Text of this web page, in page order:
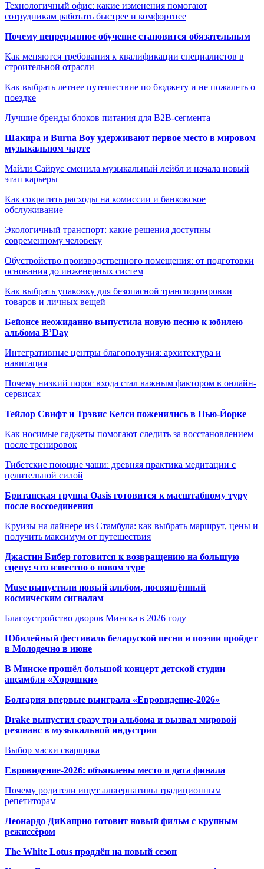
Технологичный офис: какие изменения помогают
сотрудникам работать быстрее и комфортнее
Почему непрерывное обучение становится обязательным
Как меняются требования к квалификации специалистов в
строительной отрасли
Как выбрать летнее путешествие по бюджету и не пожалеть о
поездке
Лучшие бренды блоков питания для B2B-сегмента
Шакира и Burna Boy удерживают первое место в мировом
музыкальном чарте
Майли Сайрус сменила музыкальный лейбл и начала новый
этап карьеры
Как сократить расходы на комиссии и банковское
обслуживание
Экологичный транспорт: какие решения доступны
современному человеку
Обустройство производственного помещения: от подготовки
основания до инженерных систем
Как выбрать упаковку для безопасной транспортировки
товаров и личных вещей
Бейонсе неожиданно выпустила новую песню к юбилею
альбома B’Day
Интегративные центры благополучия: архитектура и
навигация
Почему низкий порог входа стал важным фактором в онлайн-
сервисах
Тейлор Свифт и Трэвис Келси поженились в Нью-Йорке
Как носимые гаджеты помогают следить за восстановлением
после тренировок
Тибетские поющие чаши: древняя практика медитации с
целительной силой
Британская группа Oasis готовится к масштабному туру
после воссоединения
Круизы на лайнере из Стамбула: как выбрать маршрут, цены и
получить максимум от путешествия
Джастин Бибер готовится к возвращению на большую
сцену: что известно о новом туре
Muse выпустили новый альбом, посвящённый
космическим сигналам
Благоустройство дворов Минска в 2026 году
Юбилейный фестиваль беларуской песни и поэзии пройдет
в Молодечно в июне
В Минске прошёл большой концерт детской студии
ансамбля «Хорошки»
Болгария впервые выиграла «Евровидение-2026»
Drake выпустил сразу три альбома и вызвал мировой
резонанс в музыкальной индустрии
Выбор маски сварщика
Евровидение-2026: объявлены место и дата финала
Почему родители ищут альтернативы традиционным
репетиторам
Леонардо ДиКаприо готовит новый фильм с крупным
режиссёром
The White Lotus продлён на новый сезон